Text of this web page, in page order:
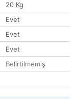
20 Kg
Evet
Evet
Evet
Belirtilmemiş